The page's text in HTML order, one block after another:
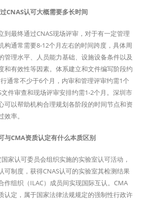
CNAS认可大概需要多长时间
到最终通过CNAS现场评审，对于有一定管理
构通常需要8-12个月左右的时间跨度，具体周
管理水平、人员能力基础、设施设备条件以及
和有效性等因素。体系建立和文件编写阶段约
通常不少于6个月，内审和管理评审约需1个
文件审查和现场评审安排约需1-2个月。深圳市
可以帮助机构合理规划各阶段的时间节点和资
率。
与CMA资质认定有什么本质区别
家认可委员会组织实施的实验室认可活动，
可制度，获得CNAS认可的实验室其检测结果
作组织（ILAC）成员间实现国际互认。CMA
认定，属于国家法律法规规定的强制性行政许